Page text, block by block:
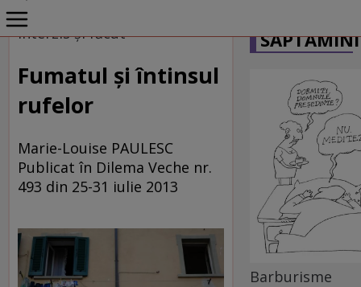
Home
Tema săptămînii
Interzis şi făcut
Fumatul şi întinsul
rufelor
Marie-Louise PAULESC
Publicat în Dilema Veche nr.
493 din 25-31 iulie 2013
Barburisme